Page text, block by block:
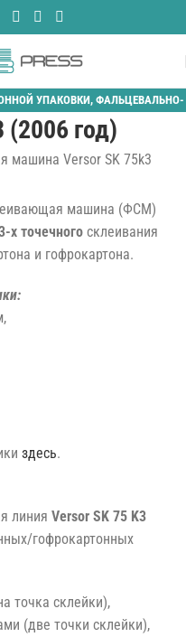
УПАКОВКИ, ФАЛЬЦЕВАЛЬНО-
(2006 год)
машина (ФСМ)
х точечного склеивания
и гофрокартона.
здесь.
линия Versor SK 75 K3
гофрокартонных
точка склейки),
(две точки склейки),